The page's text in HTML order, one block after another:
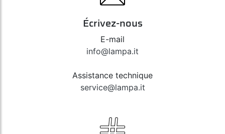
Écrivez-nous
E-mail
info@lampa.it
Assistance technique
service@lampa.it